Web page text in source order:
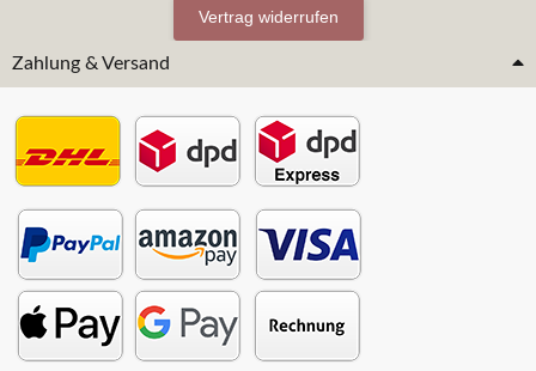
Vertrag widerrufen
Zahlung & Versand